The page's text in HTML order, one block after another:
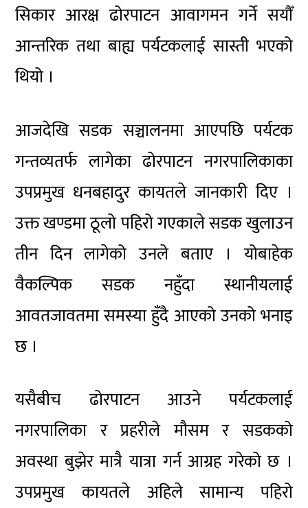
सिकार आरक्ष ढोरपाटन आवागमन गर्ने सयौँ
आन्तरिक तथा बाह्य पर्यटकलाई सास्ती भएको
थियो ।
आजदेखि सडक सञ्चालनमा आएपछि पर्यटक
गन्तव्यतर्फ लागेका ढोरपाटन नगरपालिकाका
उपप्रमुख धनबहादुर कायतले जानकारी दिए ।
उक्त खण्डमा ठूलो पहिरो गएकाले सडक खुलाउन
तीन दिन लागेको उनले बताए । योबाहेक
वैकल्पिक सडक नहुँदा स्थानीयलाई
आवतजावतमा समस्या हुँदै आएको उनको भनाइ
छ ।
यसैबीच ढोरपाटन आउने पर्यटकलाई
नगरपालिका र प्रहरीले मौसम र सडकको
अवस्था बुझेर मात्रै यात्रा गर्न आग्रह गरेको छ ।
उपप्रमुख कायतले अहिले सामान्य पहिरो